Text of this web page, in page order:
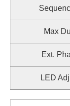
Max
Ext.
LED